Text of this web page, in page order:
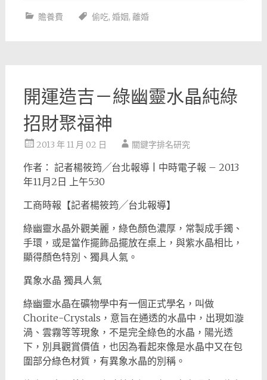
贍養費 偷吃, 婚姻, 離婚
開運造吉－綠幽靈水晶純綠
招財聚福神
2013 年 11 月 02 日 關鍵字排名研究
作者： 記者楊筱筠╱台北報導 | 中時電子報 – 2013
年11月2日 上午5:30
工商時報【記者楊筱筠╱台北報導】
綠幽靈水晶外觀美麗，綠色顏色濃厚，常製成手鐲、
手環，或是當作擺飾品擺放在桌上，與紫水晶相比，
顯得顏色特別、獨具人氣。
異象水晶 獨具人氣
綠幽靈水晶在礦物學中有一個正式學名，叫做
Chorite-Crystals，意旨在通透的水晶中，出現如漩
渦、雲霧等等現象，不是完全綠色的水晶，陽光透
下，別具觀賞價值，也因為看起來像是水晶中又在包
圍部分綠色材質，有異象水晶的別稱。